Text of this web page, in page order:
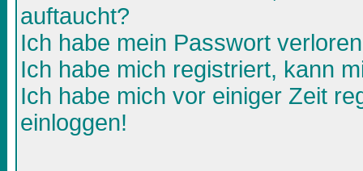
auftaucht?
Ich habe mein Passwort
Ich habe mich registriert, kann
Ich habe mich vor einiger Zeit
einloggen!